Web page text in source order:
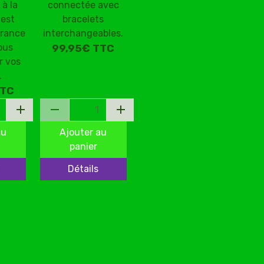
la
vos
connectée avec
bracelets
interchangeables.
99,95€ TTC
Ajouter au
panier
Détails